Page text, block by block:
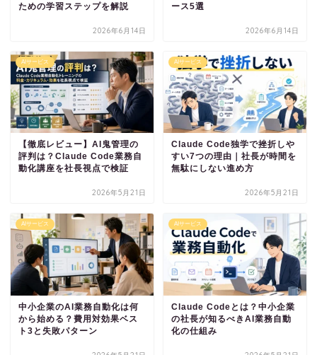
ための学習ステップを解説
2026年6月14日
ース5選
2026年6月14日
AIサービス
【徹底レビュー】AI鬼管理の
評判は？Claude Code業務自
動化講座を社長視点で検証
2026年5月21日
AIサービス
Claude Code独学で挫折しや
すい7つの理由｜社長が時間を
無駄にしない進め方
2026年5月21日
AIサービス
中小企業のAI業務自動化は何
から始める？費用対効果ベス
ト3と失敗パターン
AIサービス
Claude Codeとは？中小企業
の社長が知るべきAI業務自動
化の仕組み